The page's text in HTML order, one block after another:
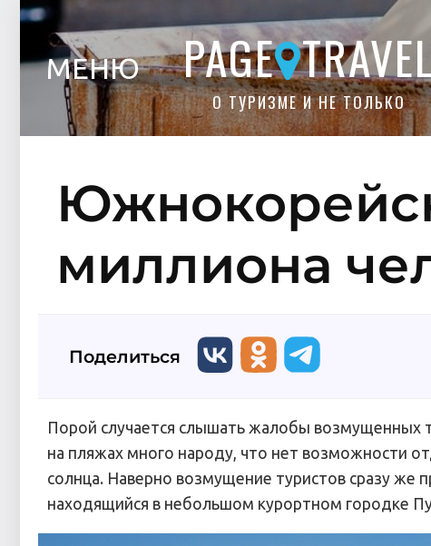
МЕНЮ PAGE TRAVEL
О ТУРИЗМЕ И НЕ ТОЛЬКО
миллиона
Поделиться
Порой случается слышать жалобы возмущенных
на пляжах много народу, что нет возможности
солнца. Наверно возмущение туристов сразу
находящийся в небольшом курортном городке